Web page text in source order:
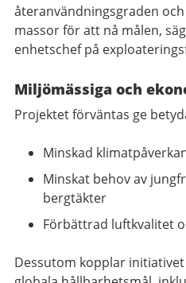
återanvändningsgraden
massor för att nå målen,
enhetschef på
Miljömässiga och
Projektet förväntas ge
Minskad
Minskat behov av
bergtäkter
Förbättrad luftkvalitet
Dessutom kopplar initiativet